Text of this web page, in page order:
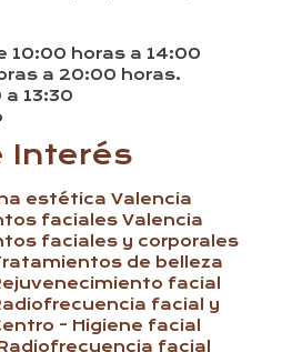
10:00 horas a 14:00
a 20:00 horas.
13:30
Interés
estética Valencia
faciales Valencia
faciales y corporales
de belleza
facial
facial y
- Higiene facial
facial